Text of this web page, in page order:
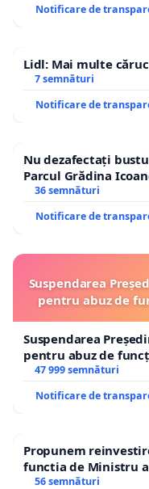
Notificare de
Lidl: Mai multe
7 semnături
Notificare de
Nu dezafectați
Parcul Grădina
36 semnături
Notificare de
Suspendarea
pentru abuz de
Suspendarea
pentru abuz de
47 999 semnături
Notificare de
Propunem
functia de Ministru
56 semnături